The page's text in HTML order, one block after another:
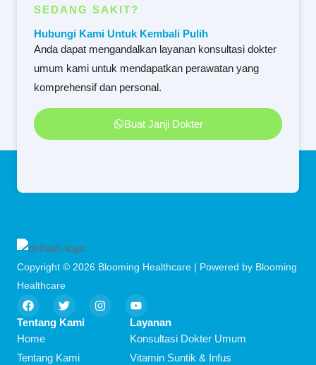
SEDANG SAKIT?
Hubungi Kami Untuk Kembali Pulih
Anda dapat mengandalkan layanan konsultasi dokter
umum kami untuk mendapatkan perawatan yang
komprehensif dan personal.
Buat Janji Dokter
Copyright © 2026 Blooming Healthcare | Powered by Blooming
Healthcare
F
a
c
b
o
T
w
i
e
I
n
Y
o
u
t
u
b
Tentang Kami
Home
Tentang Kami
Layanan
Konsultasi Dokter Umum
Vitamin Suntik & Infus